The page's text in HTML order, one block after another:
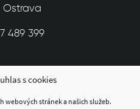
s cookies
webových stránek a našich služeb.
Ostrava
489 399